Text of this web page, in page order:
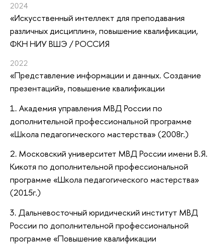
2024
«Искусственный интеллект для преподавания
различных дисциплин», повышение квалификации,
ФКН НИУ ВШЭ / РОССИЯ
2022
«Представление информации и данных. Создание
презентаций», повышение квалификации
1. Академия управления МВД России по
дополнительной профессиональной программе
«Школа педагогического мастерства» (2008г.)
2. Московский университет МВД России имени В.Я.
Кикотя по дополнительной профессиональной
программе «Школа педагогического мастерства»
(2015г.)
3. Дальневосточный юридический институт МВД
России по дополнительной профессиональной
программе «Повышение квалификации